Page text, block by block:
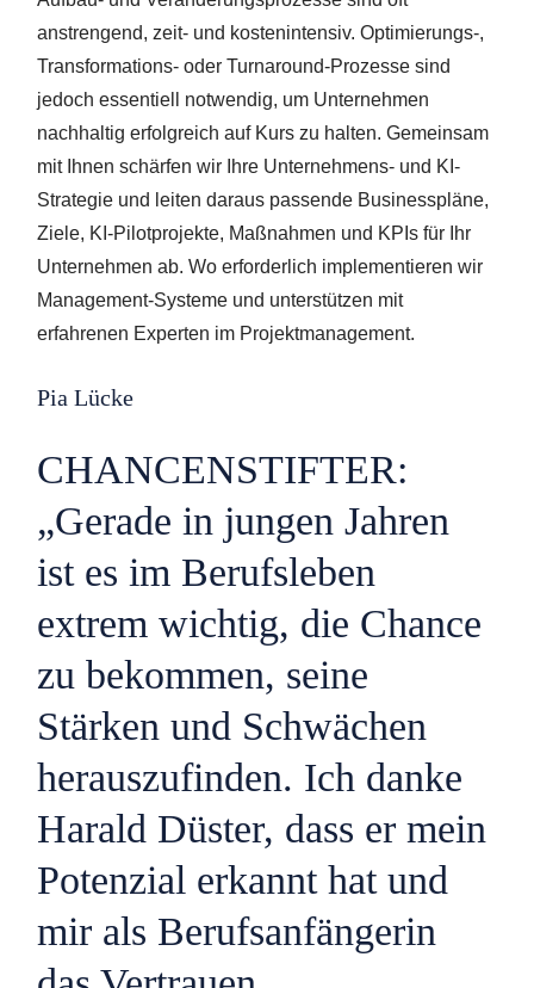
anstrengend, zeit- und kostenintensiv. Optimierungs-,
Transformations- oder Turnaround-Prozesse sind
jedoch essentiell notwendig, um Unternehmen
nachhaltig erfolgreich auf Kurs zu halten. Gemeinsam
mit Ihnen schärfen wir Ihre Unternehmens- und KI-
Strategie und leiten daraus passende Businesspläne,
Ziele, KI-Pilotprojekte, Maßnahmen und KPIs für Ihr
Unternehmen ab. Wo erforderlich implementieren wir
Management-Systeme und unterstützen mit
erfahrenen Experten im Projektmanagement.
Pia Lücke
CHANCENSTIFTER:
„Gerade in jungen Jahren
ist es im Berufsleben
extrem wichtig, die Chance
zu bekommen, seine
Stärken und Schwächen
herauszufinden. Ich danke
Harald Düster, dass er mein
Potenzial erkannt hat und
mir als Berufsanfängerin